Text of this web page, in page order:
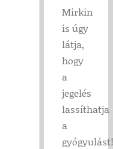
Mirkin
is úgy
látja,
hogy
a
jegelés
lassíthatja
a
gyógyulást!